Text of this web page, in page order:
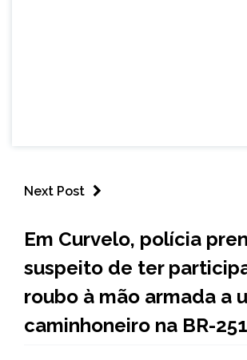
Next Post
GERAIS
NOTÍCIAS
Em Curvelo, polícia
suspeito de ter
roubo à mão armada a
caminhoneiro na BR-251